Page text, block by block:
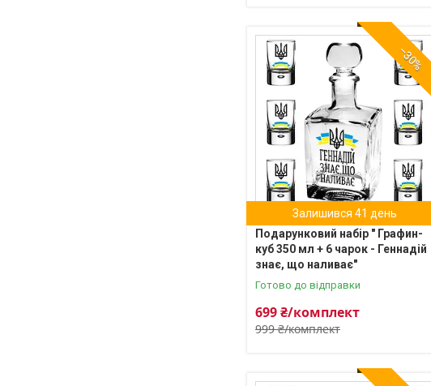
–30%
Залишився 41 день
Подарунковий набір " Графин-
куб 350 мл + 6 чарок - Геннадій
знає, що наливає"
Готово до відправки
999 ₴/комплект
699 ₴/комплект